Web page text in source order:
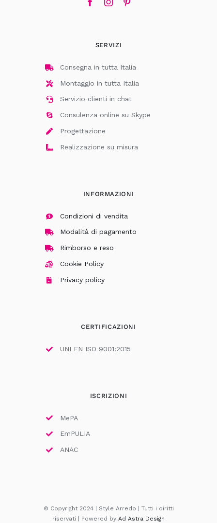
SERVIZI
Consegna in tutta Italia
Montaggio in tutta Italia
Servizio clienti in chat
Consulenza online su Skype
Progettazione
Realizzazione su misura
INFORMAZIONI
Condizioni di vendita
Modalità di pagamento
Rimborso e reso
Cookie Policy
Privacy policy
CERTIFICAZIONI
UNI EN ISO 9001:2015
ISCRIZIONI
MePA
EmPULIA
ANAC
© Copyright 2024 | Style Arredo | Tutti i diritti
riservati | Powered by Ad Astra Design